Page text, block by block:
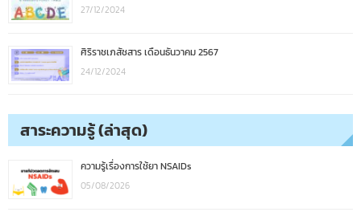
27/12/2024
ศิริราชเภสัชสาร เดือนธันวาคม 2567
24/12/2024
สาระความรู้ (ล่าสุด)
ความรู้เรื่องการใช้ยา NSAIDs
05/08/2026